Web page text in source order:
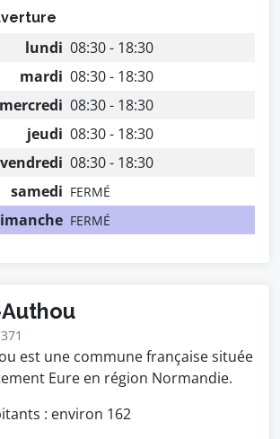
lundi 08:30 - 18:30
mardi 08:30 - 18:30
mercredi 08:30 - 18:30
jeudi 08:30 - 18:30
vendredi 08:30 - 18:30
samedi FERMÉ
FERMÉ
est une commune française située
Eure en région Normandie.
: environ 162